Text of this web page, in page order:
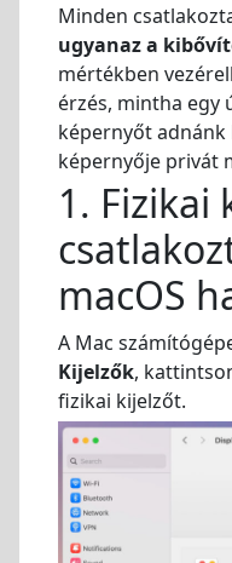
Minden
ugyanaz a
mértékben
érzés, mintha egy
képernyőt adnánk
képernyője privát
1. Fizikai
macOS
A Mac
Kijelzők,
fizikai kijelzőt.